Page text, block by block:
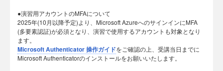
●演習用アカウントのMFAについて
2025年(10月以降予定)より、Microsoft AzureへのサインインにMFA
(多要素認証)が必須となり、演習で使用するアカウントも対象となり
ます。
Microsoft Authenticator 操作ガイドをご確認の上、受講当日までに
Microsoft Authenticatorのインストールをお願いいたします。